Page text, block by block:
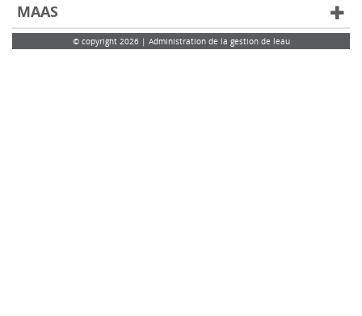
MAAS
© copyright 2026 | Administration de la gestion de leau